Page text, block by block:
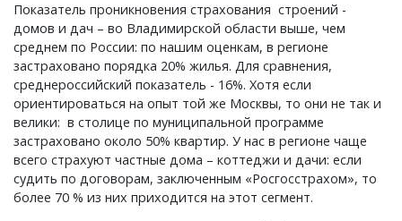
Показатель проникновения страхования строений -
домов и дач – во Владимирской области выше, чем
среднем по России: по нашим оценкам, в регионе
застраховано порядка 20% жилья. Для сравнения,
среднероссийский показатель - 16%. Хотя если
ориентироваться на опыт той же Москвы, то они не так и
велики: в столице по муниципальной программе
застраховано около 50% квартир. У нас в регионе чаще
всего страхуют частные дома – коттеджи и дачи: если
судить по договорам, заключенным «Росгосстрахом», то
более 70 % из них приходится на этот сегмент.